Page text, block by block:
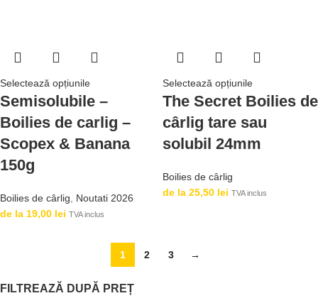
FILTREAZĂ DUPĂ PREȚ
Selectează opțiunile
Semisolubile –
Boilies de carlig –
Scopex & Banana
150g
Boilies de cârlig
Noutati 2026
de la 19,00 lei TVA inclus
Selectează opțiunile
The Secret Boilies de
cârlig tare sau
solubil 24mm
Boilies de cârlig
de la 25,50 lei TVA inclus
1 2 3 →